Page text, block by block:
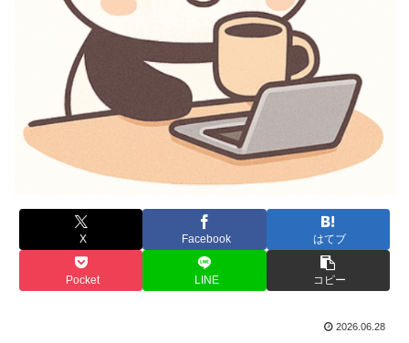
X Facebook はてブ
Pocket LINE コピー
2026.06.28